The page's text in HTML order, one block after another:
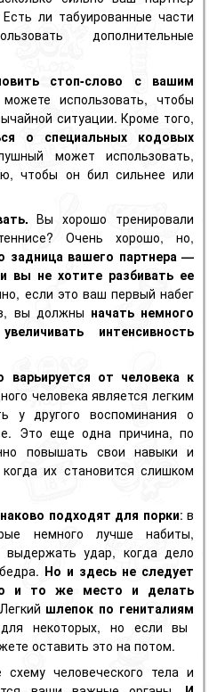
ли табуированные части
дополнительные
стоп-слово с вашим
использовать, чтобы
ситуации. Кроме того,
о специальных кодовых
может использовать,
чтобы он бил сильнее или
Вы хорошо тренировали
Очень хорошо, но,
задница вашего партнера —
вы не хотите разбивать ее
если это ваш первый набег
вы должны начать немного
интенсивность
варьируется от человека к
человека является легким
у другого воспоминания о
Это еще одна причина, по
повышать свои навыки и
их становится слишком
подходят для порки: в
немного лучше набиты,
удар, когда дело
Но и здесь не следует
и то же место и делать
Легкий шлепок по гениталиям
некоторых, но если вы
оставить это на потом.
человеческого тела и